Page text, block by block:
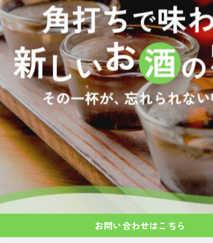
丁目17番3号
場老人福祉会館西で下車 徒歩1分
行き)に乗車、東浅草バス停で下車 徒歩7分
タクシーかバスのご利用がおすすめです
くキャッシュオン制になります
お問い合わせはこちら